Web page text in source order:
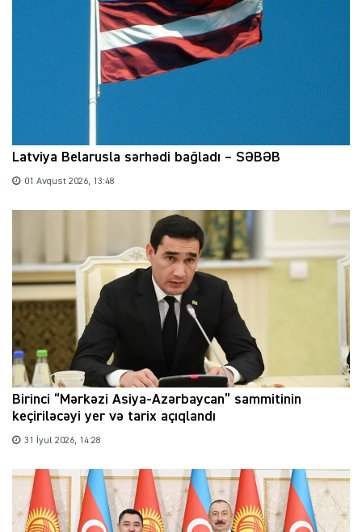
Latviya Belarusla sərhədi bağladı – SƏBƏB
01 Avqust 2026, 13:48
Birinci “Mərkəzi Asiya-Azərbaycan” sammitinin
keçiriləcəyi yer və tarix açıqlandı
31 İyul 2026, 14:28